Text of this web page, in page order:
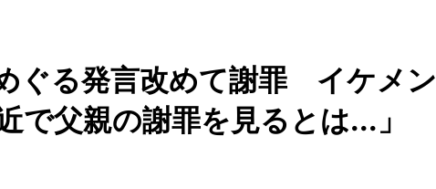
ぐる発言改めて謝罪 イケメン
で父親の謝罪を見るとは...」